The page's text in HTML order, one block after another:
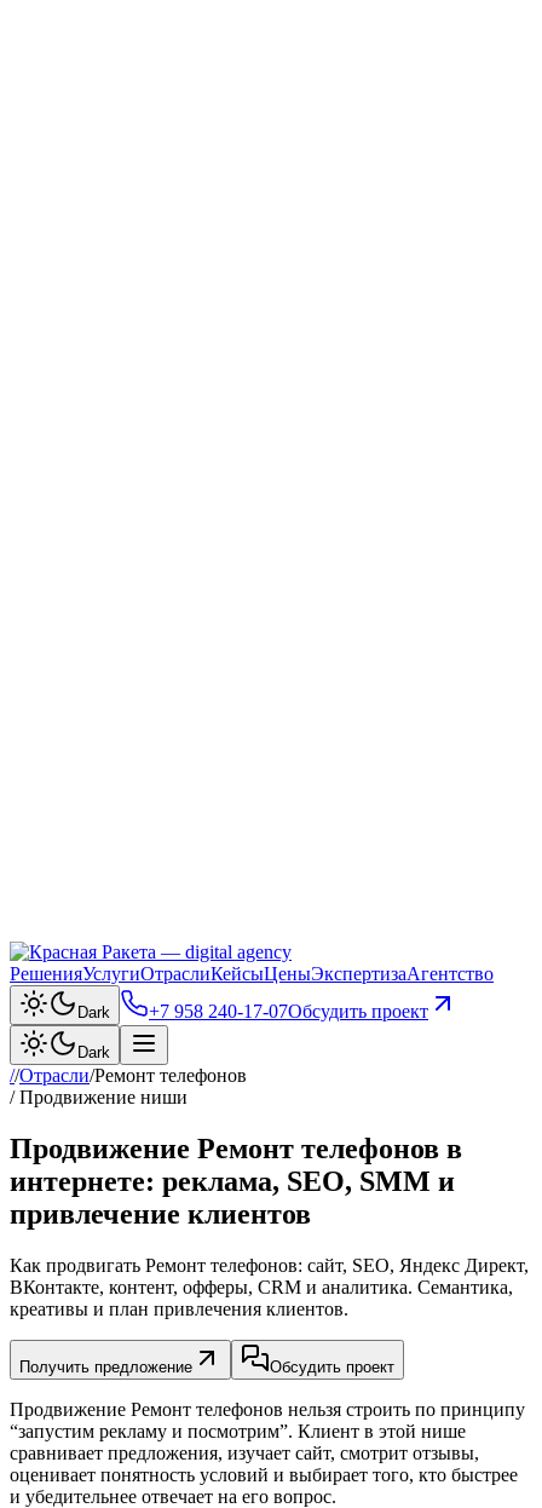
РешенияУслугиОтраслиКейсыЦеныЭкспертизаАгентство
Dark +7 958 240‑17‑07Обсудить проект
Dark
//Отрасли/Ремонт телефонов
/ Продвижение ниши
Продвижение Ремонт телефонов в
интернете: реклама, SEO, SMM и
привлечение клиентов
Как продвигать Ремонт телефонов: сайт, SEO, Яндекс Директ,
ВКонтакте, контент, офферы, CRM и аналитика. Семантика,
креативы и план привлечения клиентов.
Получить предложение Обсудить проект
Продвижение Ремонт телефонов нельзя строить по принципу
“запустим рекламу и посмотрим”. Клиент в этой нише
сравнивает предложения, изучает сайт, смотрит отзывы,
оценивает понятность условий и выбирает того, кто быстрее
и убедительнее отвечает на его вопрос.